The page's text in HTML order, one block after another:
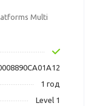
Multi
1 год
Level 1